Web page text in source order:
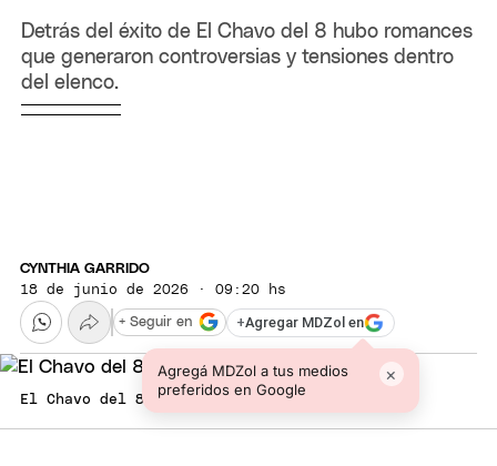
Detrás del éxito de El Chavo del 8 hubo romances
que generaron controversias y tensiones dentro
del elenco.
CYNTHIA GARRIDO
18 de junio de 2026 · 09:20 hs
+Agregar MDZol en
Agregá MDZol a tus medios
preferidos en Google
×
+ Seguir en
El Chavo del 8